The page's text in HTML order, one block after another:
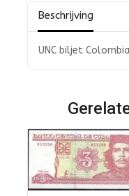
Beschrijving
UNC biljet